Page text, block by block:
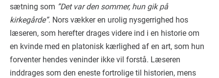
sætning som ”Det var den sommer, hun gik på
kirkegårde”. Nors vækker en urolig nysgerrighed hos
læseren, som herefter drages videre ind i en historie om
en kvinde med en platonisk kærlighed af en art, som hun
forventer hendes veninder ikke vil forstå. Læseren
inddrages som den eneste fortrolige til historien, mens